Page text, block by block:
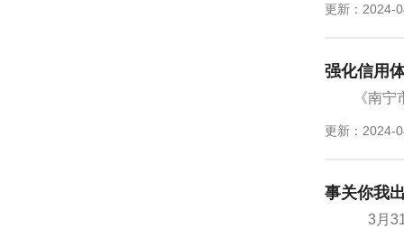
更新：2024-
强化信用
《南
更新：2024-
事关你我
3月31